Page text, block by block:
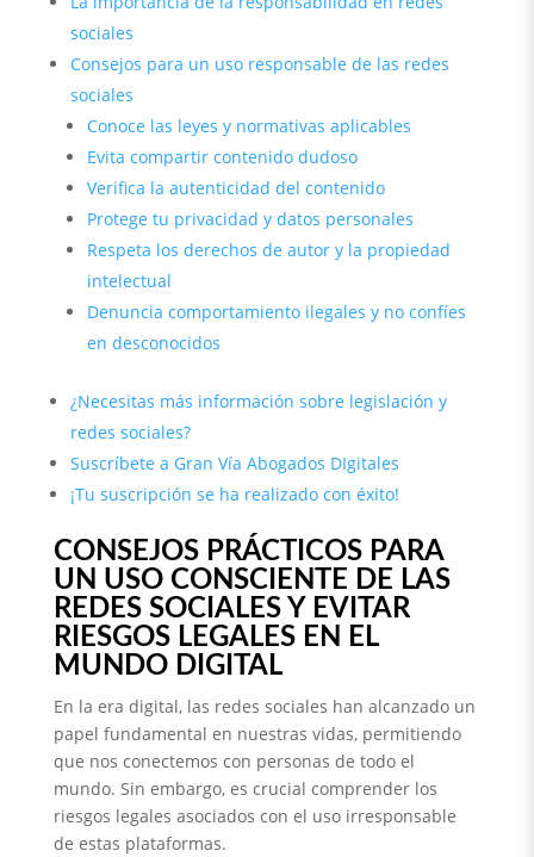
sociales
Consejos para un uso responsable de las redes
sociales
Conoce las leyes y normativas aplicables
Evita compartir contenido dudoso
Verifica la autenticidad del contenido
Protege tu privacidad y datos personales
Respeta los derechos de autor y la propiedad
intelectual
Denuncia comportamiento ilegales y no confíes
en desconocidos
¿Necesitas más información sobre legislación y
redes sociales?
Suscríbete a Gran Vía Abogados DIgitales
¡Tu suscripción se ha realizado con éxito!
CONSEJOS PRÁCTICOS PARA
UN USO CONSCIENTE DE LAS
REDES SOCIALES Y EVITAR
RIESGOS LEGALES EN EL
MUNDO DIGITAL
En la era digital, las redes sociales han alcanzado un
papel fundamental en nuestras vidas, permitiendo
que nos conectemos con personas de todo el
mundo. Sin embargo, es crucial comprender los
riesgos legales asociados con el uso irresponsable
de estas plataformas.